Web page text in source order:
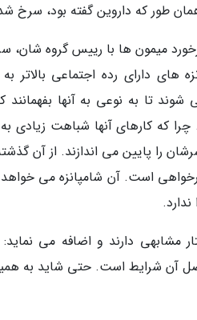
طور که داروین گفته بود،
میمون ها با رییس گروه شان،
های دارای رده اجتماعی
شوند تا به نوعی به آنها
که کارهای آنها شباهت زیادی
را پایین می اندازند. از آن
است. آن شامپانزه می
مشابهی دارند و اضافه می
آن شرایط است. حتی شاید به